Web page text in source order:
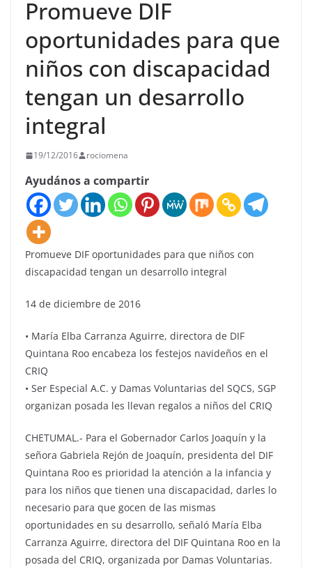
Promueve DIF
oportunidades para que
niños con discapacidad
tengan un desarrollo
integral
19/12/2016 rociomena
Ayudános a compartir
Promueve DIF oportunidades para que niños con
discapacidad tengan un desarrollo integral
14 de diciembre de 2016
• María Elba Carranza Aguirre, directora de DIF
Quintana Roo encabeza los festejos navideños en el
CRIQ
• Ser Especial A.C. y Damas Voluntarias del SQCS, SGP
organizan posada les llevan regalos a niños del CRIQ
CHETUMAL.- Para el Gobernador Carlos Joaquín y la
señora Gabriela Rejón de Joaquín, presidenta del DIF
Quintana Roo es prioridad la atención a la infancia y
para los niños que tienen una discapacidad, darles lo
necesario para que gocen de las mismas
oportunidades en su desarrollo, señaló María Elba
Carranza Aguirre, directora del DIF Quintana Roo en la
posada del CRIQ, organizada por Damas Voluntarias.